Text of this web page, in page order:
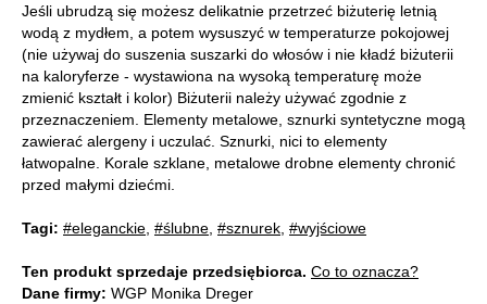
Jeśli ubrudzą się możesz delikatnie przetrzeć biżuterię letnią
wodą z mydłem, a potem wysuszyć w temperaturze pokojowej
(nie używaj do suszenia suszarki do włosów i nie kładź biżuterii
na kaloryferze - wystawiona na wysoką temperaturę może
zmienić kształt i kolor) Biżuterii należy używać zgodnie z
przeznaczeniem. Elementy metalowe, sznurki syntetyczne mogą
zawierać alergeny i uczulać. Sznurki, nici to elementy
łatwopalne. Korale szklane, metalowe drobne elementy chronić
przed małymi dziećmi.
Tagi: #eleganckie, #ślubne, #sznurek, #wyjściowe
Ten produkt sprzedaje przedsiębiorca. Co to oznacza?
Dane firmy: WGP Monika Dreger